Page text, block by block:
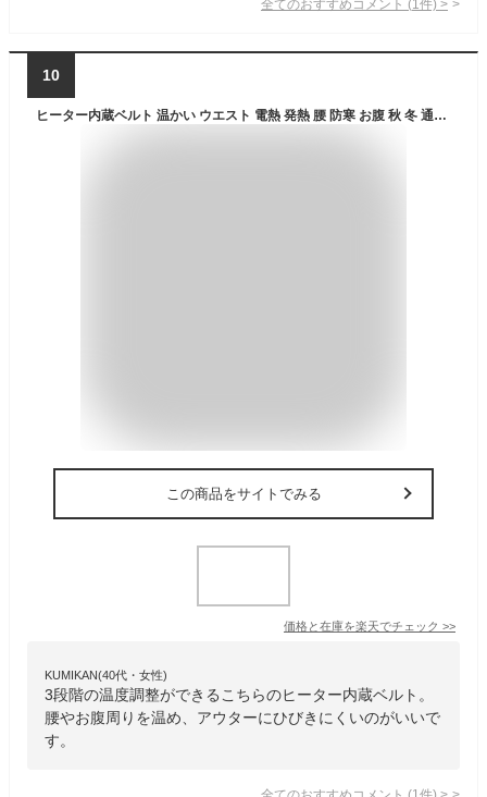
全てのおすすめコメント (1 件) >
10
ヒーター内蔵ベルト 温かい ウエスト 電熱 発熱 腰 防寒 お腹 秋 冬 通勤 ぽかぽか 男女兼用 3段階調整 あったか ny352
この商品をサイトでみる
価格と在庫を楽天でチェック >>
KUMIKAN(40代・女性)
3段階の温度調整ができるこちらのヒーター内蔵ベルト。
腰やお腹周りを温め、アウターにひびきにくいのがいいで
す。
全てのおすすめコメント (1 件) >